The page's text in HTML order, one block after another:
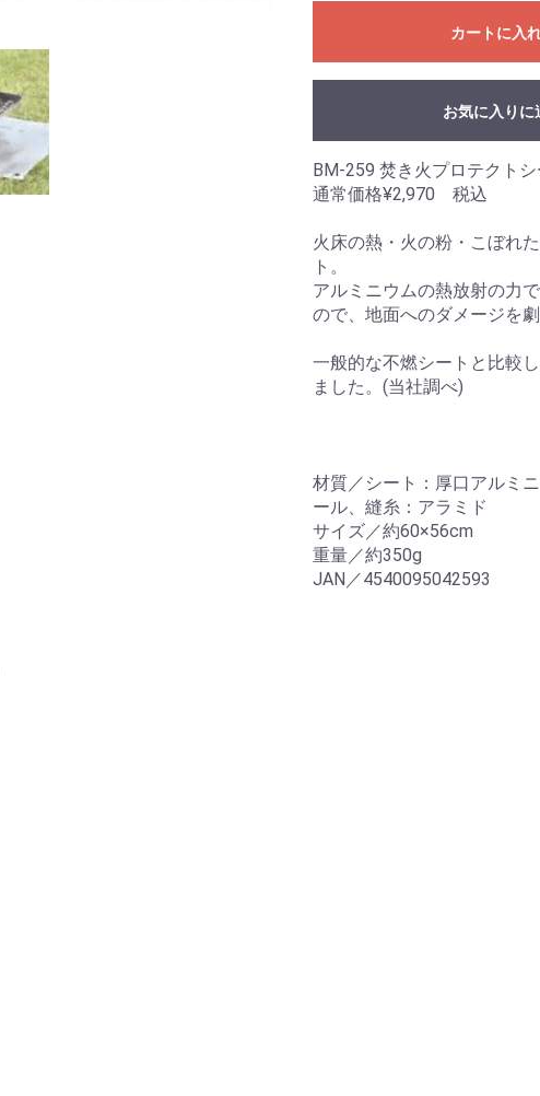
カートに入
お気に入りに
BM-259 焚き火プロテクトシ
通常価格¥2,970 税込
火床の熱・火の粉・こぼれ
ト。
アルミニウムの熱放射の力
ので、地面へのダメージを
一般的な不燃シートと比較
ました。(当社調べ)
材質／シート：厚口アルミ
ール、縫糸：アラミド
サイズ／約60×56cm
重量／約350g
JAN／4540095042593